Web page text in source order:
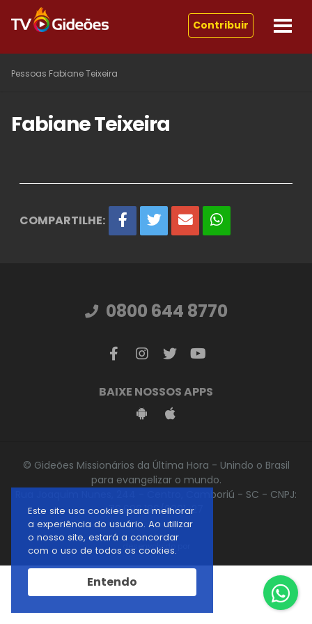
Contribuir
Pessoas Fabiane Teixeira
Fabiane Teixeira
COMPARTILHE:
Este site usa cookies para melhorar
a experiência do usuário. Ao utilizar
o nosso site, estará a concordar
com o uso de todos os cookies.
Entendo
0800 644 8770
BAIXE NOSSOS APPS
© Gideões Missionários da Última Hora - Unindo o Brasil
para evangelizar o mundo.
Rua Joaquim Nunes, 244 - Centro, Camboriú - SC - CNPJ:
76.696.186/0001-27
desenvolvido por